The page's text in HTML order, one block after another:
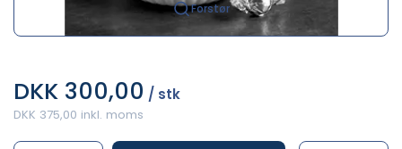
Forstør
DKK 300,00 / stk
DKK 375,00 inkl. moms